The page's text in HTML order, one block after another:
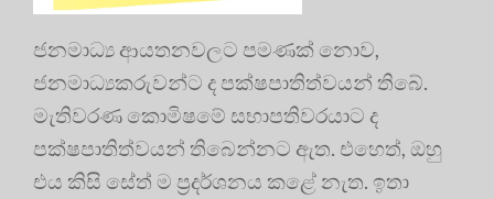
ජනමාධ්‍ය ආයතනවලට පමණක් නොව,
ජනමාධ්‍යකරුවන්ට ද පක්ෂපාතිත්වයන් තිබේ.
මැතිවරණ කොමිෂමේ සභාපතිවරයාට ද
පක්ෂපාතිත්වයන් තිබෙන්නට ඇත. එහෙත්, ඔහු
එය කිසි සේත් ම ප්‍රදර්ශනය කළේ නැත. ඉතා